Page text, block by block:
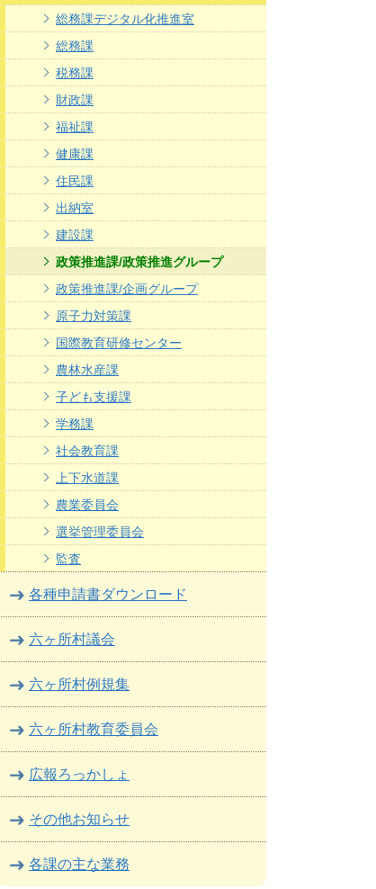
総務課デジタル化推進室
総務課
税務課
財政課
福祉課
健康課
住民課
出納室
建設課
政策推進課/政策推進グループ
政策推進課/企画グループ
原子力対策課
国際教育研修センター
農林水産課
子ども支援課
学務課
社会教育課
上下水道課
農業委員会
選挙管理委員会
監査
各種申請書ダウンロード
六ヶ所村議会
六ヶ所村例規集
六ヶ所村教育委員会
広報ろっかしょ
その他お知らせ
各課の主な業務